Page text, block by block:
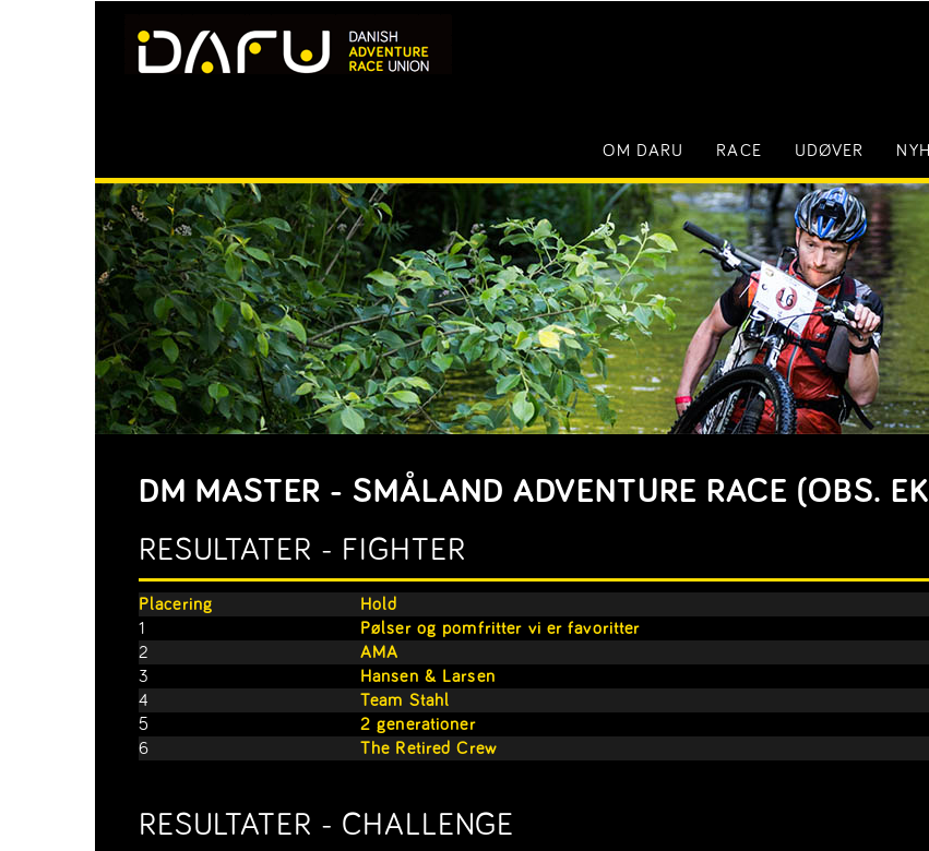
OM DARU RACE UDØVER
DM MASTER - SMÅLAND ADVENTURE RACE (OBS.
RESULTATER - FIGHTER
Placering Hold
1
Pølser og pomfritter vi er favoritter
2
AMA
3
Hansen & Larsen
4
Team Stahl
5
2 generationer
6
The Retired Crew
RESULTATER - CHALLENGE